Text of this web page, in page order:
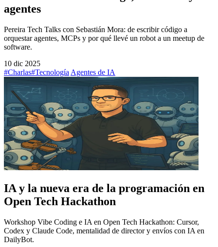
agentes
Pereira Tech Talks con Sebastián Mora: de escribir código a
orquestar agentes, MCPs y por qué llevé un robot a un meetup de
software.
10 dic 2025
#Charlas#Tecnología Agentes de IA
IA y la nueva era de la programación en
Open Tech Hackathon
Workshop Vibe Coding e IA en Open Tech Hackathon: Cursor,
Codex y Claude Code, mentalidad de director y envíos con IA en
DailyBot.